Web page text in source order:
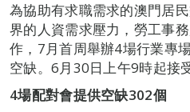
為協助有求職需求的澳門居
界的人資需求壓力，勞工事
作，7月首周舉辦4場行業專
空缺。6月30日上午9時起接
4場配對會提供空缺302個